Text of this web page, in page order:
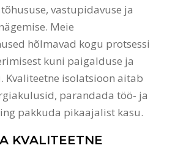
vastupidavuse ja
Meie
hõlmavad kogu protsessi
kuni paigalduse ja
Kvaliteetne isolatsioon aitab
parandada töö- ja
pakkuda pikaajalist kasu.
KVALITEETNE